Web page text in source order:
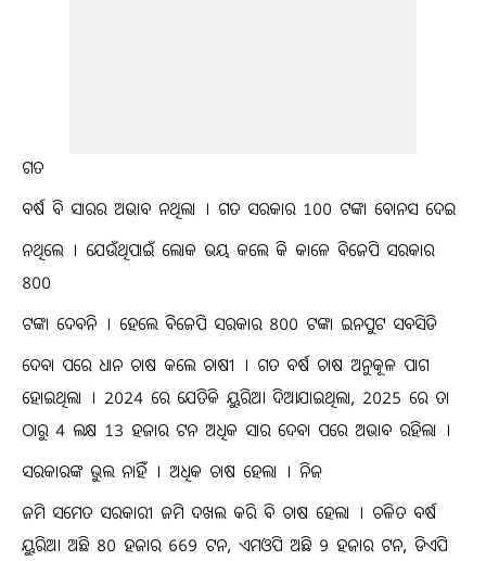
ଗତ
ବର୍ଷ ବି ସାରର ଅଭାବ ନଥିଲା । ଗତ ସରକାର 100 ଟଙ୍କା ବୋନସ ଦେଇ
ନଥିଲେ । ଯେଉଁଥିପାଇଁ ଲୋକ ଭୟ କଲେ କି କାଳେ ବିଜେପି ସରକାର
800
ଟଙ୍କା ଦେବନି । ହେଲେ ବିଜେପି ସରକାର 800 ଟଙ୍କା ଇନପୁଟ ସବସିଡି
ଦେବା ପରେ ଧାନ ଚାଷ କଲେ ଚାଷୀ । ଗତ ବର୍ଷ ଚାଷ ଅନୁକୂଳ ପାଗ
ହୋଇଥିଲା । 2024 ରେ ଯେତିକି ୟୁରିଆ ଦିଆଯାଇଥିଲା, 2025 ରେ ତା
ଠାରୁ 4 ଲକ୍ଷ 13 ହଜାର ଟନ ଅଧିକ ସାର ଦେବା ପରେ ଅଭାବ ରହିଲା ।
ସରକାରଙ୍କ ଭୁଲ ନାହିଁ । ଅଧିକ ଚାଷ ହେଲା । ନିଜ
ଜମି ସମେତ ସରକାରୀ ଜମି ଦଖଲ କରି ବି ଚାଷ ହେଲା । ଚଳିତ ବର୍ଷ
ୟୁରିଆ ଅଛି 80 ହଜାର 669 ଟନ, ଏମଓପି ଅଛି 9 ହଜାର ଟନ, ଡିଏପି